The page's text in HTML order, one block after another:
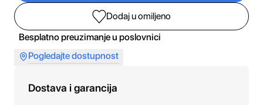
Dodaj u omiljeno
Besplatno preuzimanje u poslovnici
Pogledajte dostupnost
Dostava i garancija